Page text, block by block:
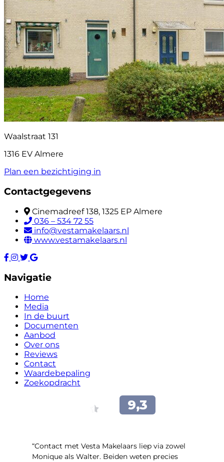
Waalstraat 131
1316 EV Almere
Plan een bezichtiging in
Contactgegevens
Cinemadreef 138, 1325 EP Almere
036 – 534 72 55
info@vestamakelaars.nl
www.vestamakelaars.nl
Navigatie
Home
Media
In de buurt
Documenten
Aanbod
Over ons
Reviews
Contact
Waardebepaling
Zoekopdracht
“Contact met Vesta Makelaars liep via zowel
Monique als Walter. Beiden weten precies